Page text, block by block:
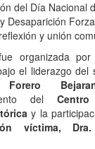
del Día Nacional
Desaparición
y unión
organizada
el liderazgo del
Forero
del
y la
víctima,